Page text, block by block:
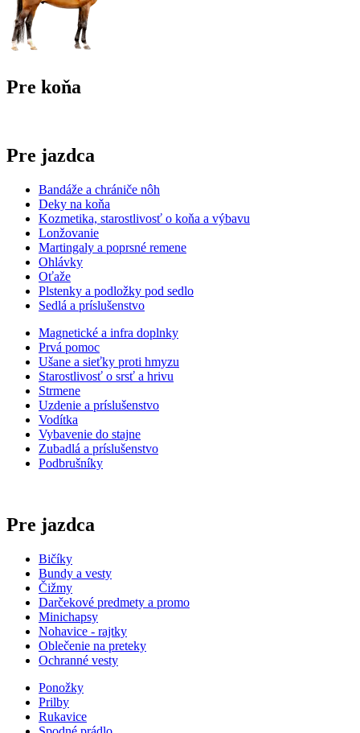
Pre koňa
Pre jazdca
Bandáže a chrániče nôh
Deky na koňa
Kozmetika, starostlivosť o koňa a výbavu
Lonžovanie
Martingaly a poprsné remene
Ohlávky
Oťaže
Plstenky a podložky pod sedlo
Sedlá a príslušenstvo
Magnetické a infra doplnky
Prvá pomoc
Ušane a sieťky proti hmyzu
Starostlivosť o srsť a hrivu
Strmene
Uzdenie a príslušenstvo
Vodítka
Vybavenie do stajne
Zubadlá a príslušenstvo
Podbrušníky
Pre jazdca
Bičíky
Bundy a vesty
Čižmy
Darčekové predmety a promo
Minichapsy
Nohavice - rajtky
Oblečenie na preteky
Ochranné vesty
Ponožky
Prilby
Rukavice